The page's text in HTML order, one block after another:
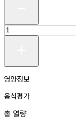
영양정보
음식평가
총 열량